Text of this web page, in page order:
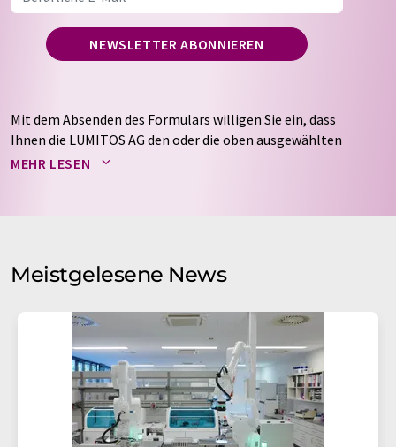
NEWSLETTER ABONNIEREN
Mit dem Absenden des Formulars willigen Sie ein, dass
Ihnen die LUMITOS AG den oder die oben ausgewählten
Newsletter per E-Mail zusendet. Ihre Daten werden
auf Basis unserer
. LUMITOS darf
Meinungsforschung per E-Mail kontaktieren. Ihre
Einwilligung können Sie jederzeit ohne Angabe von
Str. 2, 12489 Berlin oder per E-Mail unter
widerruf@lumitos.commit Wirkung für die Zukunft
widerrufen. Zudem ist in jeder E-Mail ein Link zur
Abbestellung des entsprechenden Newsletters
enthalten.
MEHR LESEN
Meistgelesene News